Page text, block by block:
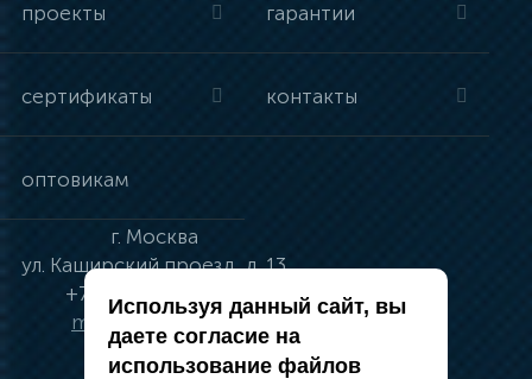
проекты гарантии
сертификаты контакты
оптовикам
г. Москва
ул. Каширский проезд, д. 13
+7 (495) 134-41-83
moskva@vincci.ru
Используя данный сайт, вы
даете согласие на
использование файлов